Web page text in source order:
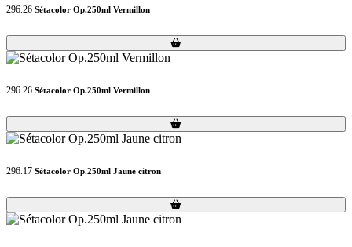
296.26 Sétacolor Op.250ml Vermillon
Loading...
Loading...
296.26 Sétacolor Op.250ml Vermillon
Loading...
Loading...
296.17 Sétacolor Op.250ml Jaune citron
Loading...
Loading...